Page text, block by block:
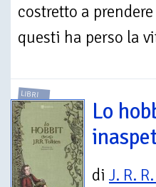
costretto a
questi ha perso la
LIBRI
Lo
di J. R.